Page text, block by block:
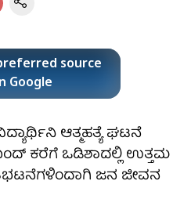
source
Google
ಆತ್ಮಹತ್ಯೆ ಘಟನೆ
ಕರೆಗೆ ಒಡಿಶಾದಲ್ಲಿ ಉತ್ತಮ
ಜನ ಜೀವನ